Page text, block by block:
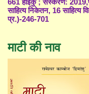
661 हाइकु ; संस्करण:
साहित्य निकेतन, 16 साहित्य
प्र.)-246-701
माटी की नाव